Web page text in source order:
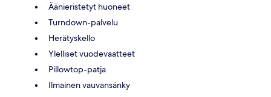
Äänieristetyt huoneet
Turndown-palvelu
Herätyskello
Ylelliset vuodevaatteet
Pillowtop-patja
Ilmainen vauvansänky